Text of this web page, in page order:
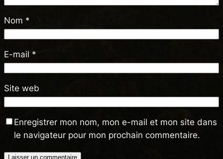
Nom *
E-mail *
Site web
Enregistrer mon nom, mon e-mail et mon site dans
le navigateur pour mon prochain commentaire.